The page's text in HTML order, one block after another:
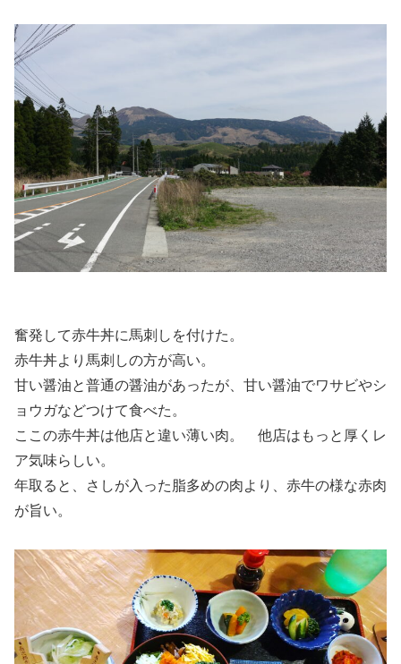
奮発して赤牛丼に馬刺しを付けた。
赤牛丼より馬刺しの方が高い。
甘い醤油と普通の醤油があったが、甘い醤油でワサビやシ
ョウガなどつけて食べた。
ここの赤牛丼は他店と違い薄い肉。 他店はもっと厚くレ
ア気味らしい。
年取ると、さしが入った脂多めの肉より、赤牛の様な赤肉
が旨い。